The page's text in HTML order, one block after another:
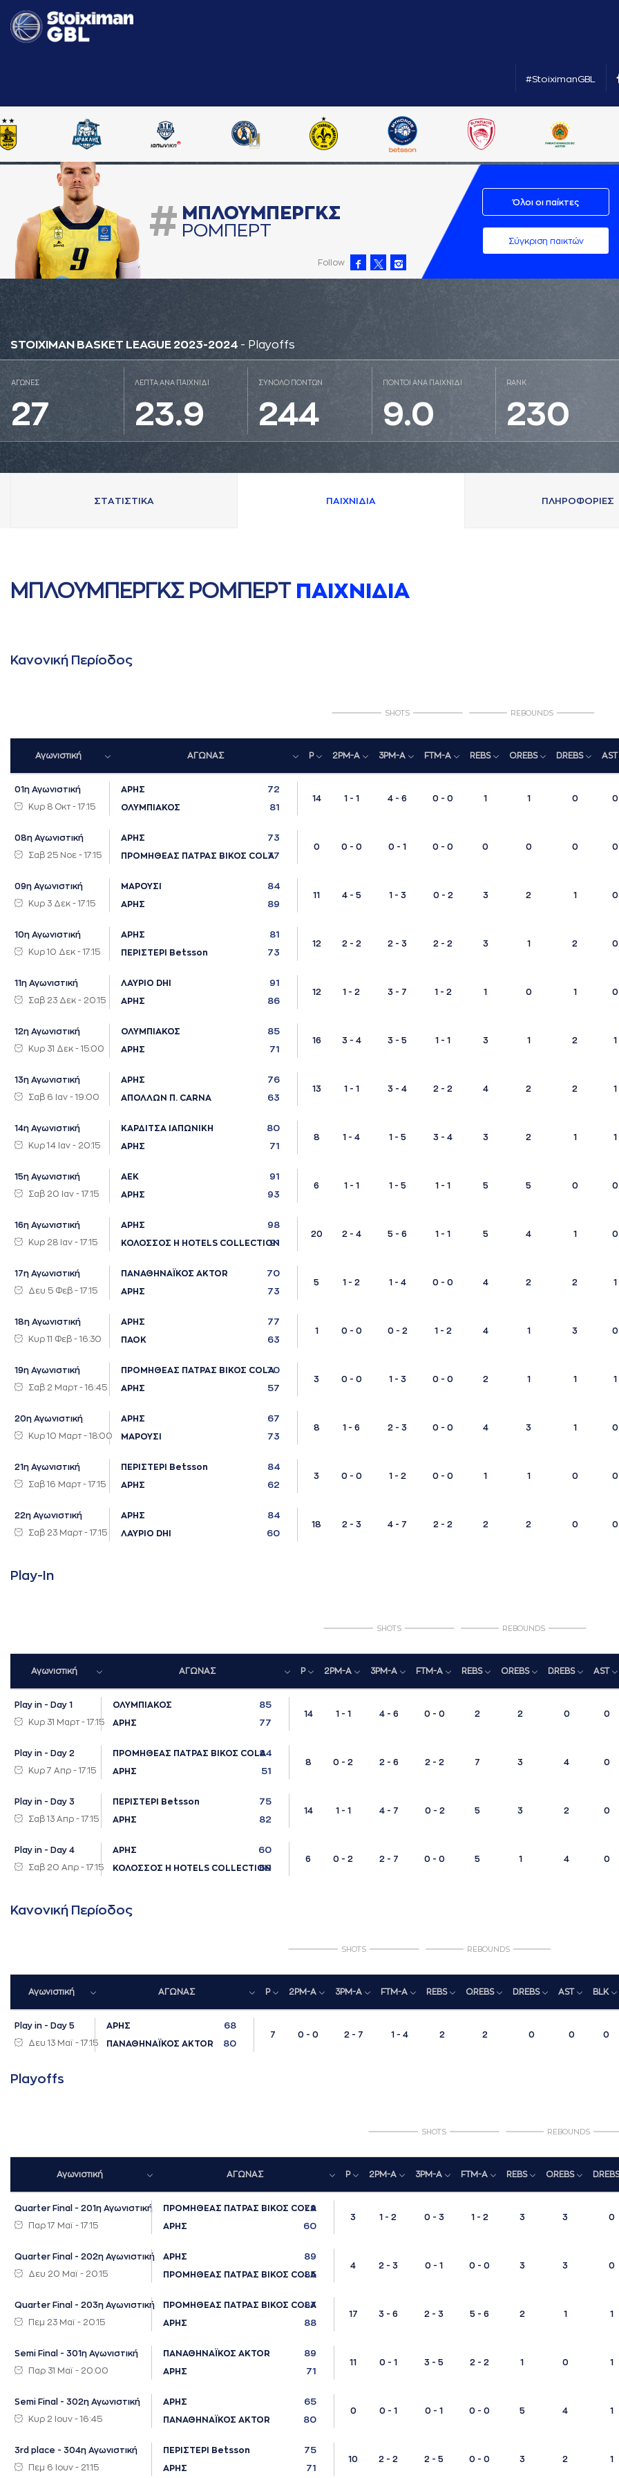
#StoiximanGBL
# ΜΠΛΟΥΜΠΕΡΓΚΣ
ΡΟΜΠΕΡΤ
Follow
Όλοι οι παίκτες
Σύγκριση παικτών
STOIXIMAN BASKET LEAGUE 2023-2024 - Playoffs
ΑΓΩΝΕΣ
27
ΛΕΠΤΑ ΑΝΑ ΠΑΙΧΝΙΔΙ
23.9
ΣΥΝΟΛΟ ΠΟΝΤΩΝ
244
ΠΟΝΤΟΙ ΑΝΑ ΠΑΙΧΝΙΔΙ
9.0
RANK
230
ΣΤAΤΙΣΤΙΚA ΠAΙΧΝΙΔΙA ΠΛΗΡΟΦΟΡΙΕΣ
ΜΠΛΟΥΜΠΕΡΓΚΣ ΡΟΜΠΕΡΤ ΠAΙΧΝΙΔΙA
Κανονική Περίοδος
SHOTS REBOUNDS
Αγωνιστική ΑΓΩΝΑΣ P 2PM-A 3PM-A FTM-A REBS O.REBS D.REBS AST
01η Αγωνιστική
Κυρ 8 Οκτ - 17:15
ΑΡΗΣ 72
ΟΛΥΜΠΙΑΚΟΣ 81
14 1 - 1 4 - 6 0 - 0 1 1 0 0
08η Αγωνιστική
Σαβ 25 Νοε - 17:15
ΑΡΗΣ 73
ΠΡΟΜΗΘΕΑΣ ΠΑΤΡΑΣ ΒΙΚΟΣ COLA77
0 0 - 0 0 - 1 0 - 0 0 0 0 0
09η Αγωνιστική
Κυρ 3 Δεκ - 17:15
ΜΑΡΟΥΣΙ 84
ΑΡΗΣ 89
11 4 - 5 1 - 3 0 - 2 3 2 1 0
10η Αγωνιστική
Κυρ 10 Δεκ - 17:15
ΑΡΗΣ 81
ΠΕΡΙΣΤΕΡΙ Betsson 73
12 2 - 2 2 - 3 2 - 2 3 1 2 0
11η Αγωνιστική
Σαβ 23 Δεκ - 20:15
ΛΑΥΡΙΟ DHI 91
ΑΡΗΣ 86
12 1 - 2 3 - 7 1 - 2 1 0 1 0
12η Αγωνιστική
Κυρ 31 Δεκ - 15:00
ΟΛΥΜΠΙΑΚΟΣ 85
ΑΡΗΣ 71
16 3 - 4 3 - 5 1 - 1 3 1 2 1
13η Αγωνιστική
Σαβ 6 Ιαν - 19:00
ΑΡΗΣ 76
ΑΠΟΛΛΩΝ Π. CARNA 63
13 1 - 1 3 - 4 2 - 2 4 2 2 1
14η Αγωνιστική
Κυρ 14 Ιαν - 20:15
ΚΑΡΔΙΤΣΑ ΙΑΠΩΝΙΚΗ 80
ΑΡΗΣ 71
8 1 - 4 1 - 5 3 - 4 3 2 1 1
15η Αγωνιστική
Σαβ 20 Ιαν - 17:15
ΑΕΚ 91
ΑΡΗΣ 93
6 1 - 1 1 - 5 1 - 1 5 5 0 0
16η Αγωνιστική
Κυρ 28 Ιαν - 17:15
ΑΡΗΣ 98
ΚΟΛΟΣΣΟΣ H HOTELS COLLECTION
91
20 2 - 4 5 - 6 1 - 1 5 4 1 0
17η Αγωνιστική
Δευ 5 Φεβ - 17:15
ΠΑΝΑΘΗΝΑΪΚΟΣ AKTOR 70
ΑΡΗΣ 73
5 1 - 2 1 - 4 0 - 0 4 2 2 1
18η Αγωνιστική
Κυρ 11 Φεβ - 16:30
ΑΡΗΣ 77
ΠΑΟΚ 63
1 0 - 0 0 - 2 1 - 2 4 1 3 0
19η Αγωνιστική
Σαβ 2 Μαρτ - 16:45
ΠΡΟΜΗΘΕΑΣ ΠΑΤΡΑΣ ΒΙΚΟΣ COLA70
ΑΡΗΣ 57
3 0 - 0 1 - 3 0 - 0 2 1 1 1
20η Αγωνιστική
Κυρ 10 Μαρτ - 18:00
ΑΡΗΣ 67
ΜΑΡΟΥΣΙ 73
8 1 - 6 2 - 3 0 - 0 4 3 1 0
21η Αγωνιστική
Σαβ 16 Μαρτ - 17:15
ΠΕΡΙΣΤΕΡΙ Betsson 84
ΑΡΗΣ 62
3 0 - 0 1 - 2 0 - 0 1 1 0 0
22η Αγωνιστική
Σαβ 23 Μαρτ - 17:15
ΑΡΗΣ 84
ΛΑΥΡΙΟ DHI 60
18 2 - 3 4 - 7 2 - 2 2 2 0 0
Play-Ιn
SHOTS REBOUNDS
Αγωνιστική ΑΓΩΝΑΣ P 2PM-A 3PM-A FTM-A REBS O.REBS D.REBS AST
Play in - Day 1
Κυρ 31 Μαρτ - 17:15
ΟΛΥΜΠΙΑΚΟΣ 85
ΑΡΗΣ 77
14 1 - 1 4 - 6 0 - 0 2 2 0 0
Play in - Day 2
Κυρ 7 Απρ - 17:15
ΠΡΟΜΗΘΕΑΣ ΠΑΤΡΑΣ ΒΙΚΟΣ COLA84
ΑΡΗΣ 51
8 0 - 2 2 - 6 2 - 2 7 3 4 0
Play in - Day 3
Σαβ 13 Απρ - 17:15
ΠΕΡΙΣΤΕΡΙ Betsson 75
ΑΡΗΣ 82
14 1 - 1 4 - 7 0 - 2 5 3 2 0
Play in - Day 4
Σαβ 20 Απρ - 17:15
ΑΡΗΣ 60
ΚΟΛΟΣΣΟΣ H HOTELS COLLECTION
69
6 0 - 2 2 - 7 0 - 0 5 1 4 0
Κανονική Περίοδος
SHOTS REBOUNDS
Αγωνιστική ΑΓΩΝΑΣ P 2PM-A 3PM-A FTM-A REBS O.REBS D.REBS AST BLK
Play in - Day 5
Δευ 13 Μαϊ - 17:15
ΑΡΗΣ 68
ΠΑΝΑΘΗΝΑΪΚΟΣ AKTOR 80
7 0 - 0 2 - 7 1 - 4 2 2 0 0 0
Playoffs
SHOTS REBOUNDS
Αγωνιστική ΑΓΩΝΑΣ P 2PM-A 3PM-A FTM-A REBS O.REBS D.REBS
Quarter Final - 201η Αγωνιστική
Παρ 17 Μαϊ - 17:15
ΠΡΟΜΗΘΕΑΣ ΠΑΤΡΑΣ ΒΙΚΟΣ COLA
79
ΑΡΗΣ 60
3 1 - 2 0 - 3 1 - 2 3 3 0
Quarter Final - 202η Αγωνιστική
Δευ 20 Μαϊ - 20:15
ΑΡΗΣ 89
ΠΡΟΜΗΘΕΑΣ ΠΑΤΡΑΣ ΒΙΚΟΣ COLA
85
4 2 - 3 0 - 1 0 - 0 3 3 0
Quarter Final - 203η Αγωνιστική
Πεμ 23 Μαϊ - 20:15
ΠΡΟΜΗΘΕΑΣ ΠΑΤΡΑΣ ΒΙΚΟΣ COLA
87
ΑΡΗΣ 88
17 3 - 6 2 - 3 5 - 6 2 1 1
Semi Final - 301η Αγωνιστική
Παρ 31 Μαϊ - 20:00
ΠΑΝΑΘΗΝΑΪΚΟΣ AKTOR 89
ΑΡΗΣ 71
11 0 - 1 3 - 5 2 - 2 1 0 1
Semi Final - 302η Αγωνιστική
Κυρ 2 Ιουν - 16:45
ΑΡΗΣ 65
ΠΑΝΑΘΗΝΑΪΚΟΣ AKTOR 80
0 0 - 1 0 - 1 0 - 0 5 4 1
3rd place - 304η Αγωνιστική
Πεμ 6 Ιουν - 21:15
ΠΕΡΙΣΤΕΡΙ Betsson 75
ΑΡΗΣ 71
10 2 - 2 2 - 5 0 - 0 3 2 1